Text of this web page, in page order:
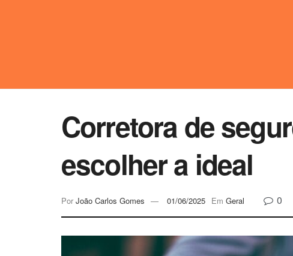
Corretora de
escolher a ideal
Por João Carlos Gomes 01/06/2025 Em Geral 0